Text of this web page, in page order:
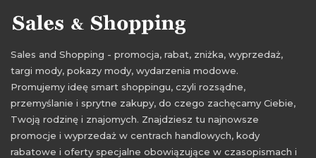
Sales and Shopping - promocja, rabat, zniżka, wyprzedaż,
targi mody, pokazy mody, wydarzenia modowe.
Promujemy ideę smart shoppingu, czyli rozsądne,
przemyślanie i sprytne zakupy, do czego zachęcamy Ciebie,
Twoją rodzinę i znajomych. Znajdziesz tu najnowsze
promocje i wyprzedaż w centrach handlowych, kody
rabatowe i oferty specjalne obowiązujące w czasopismach i